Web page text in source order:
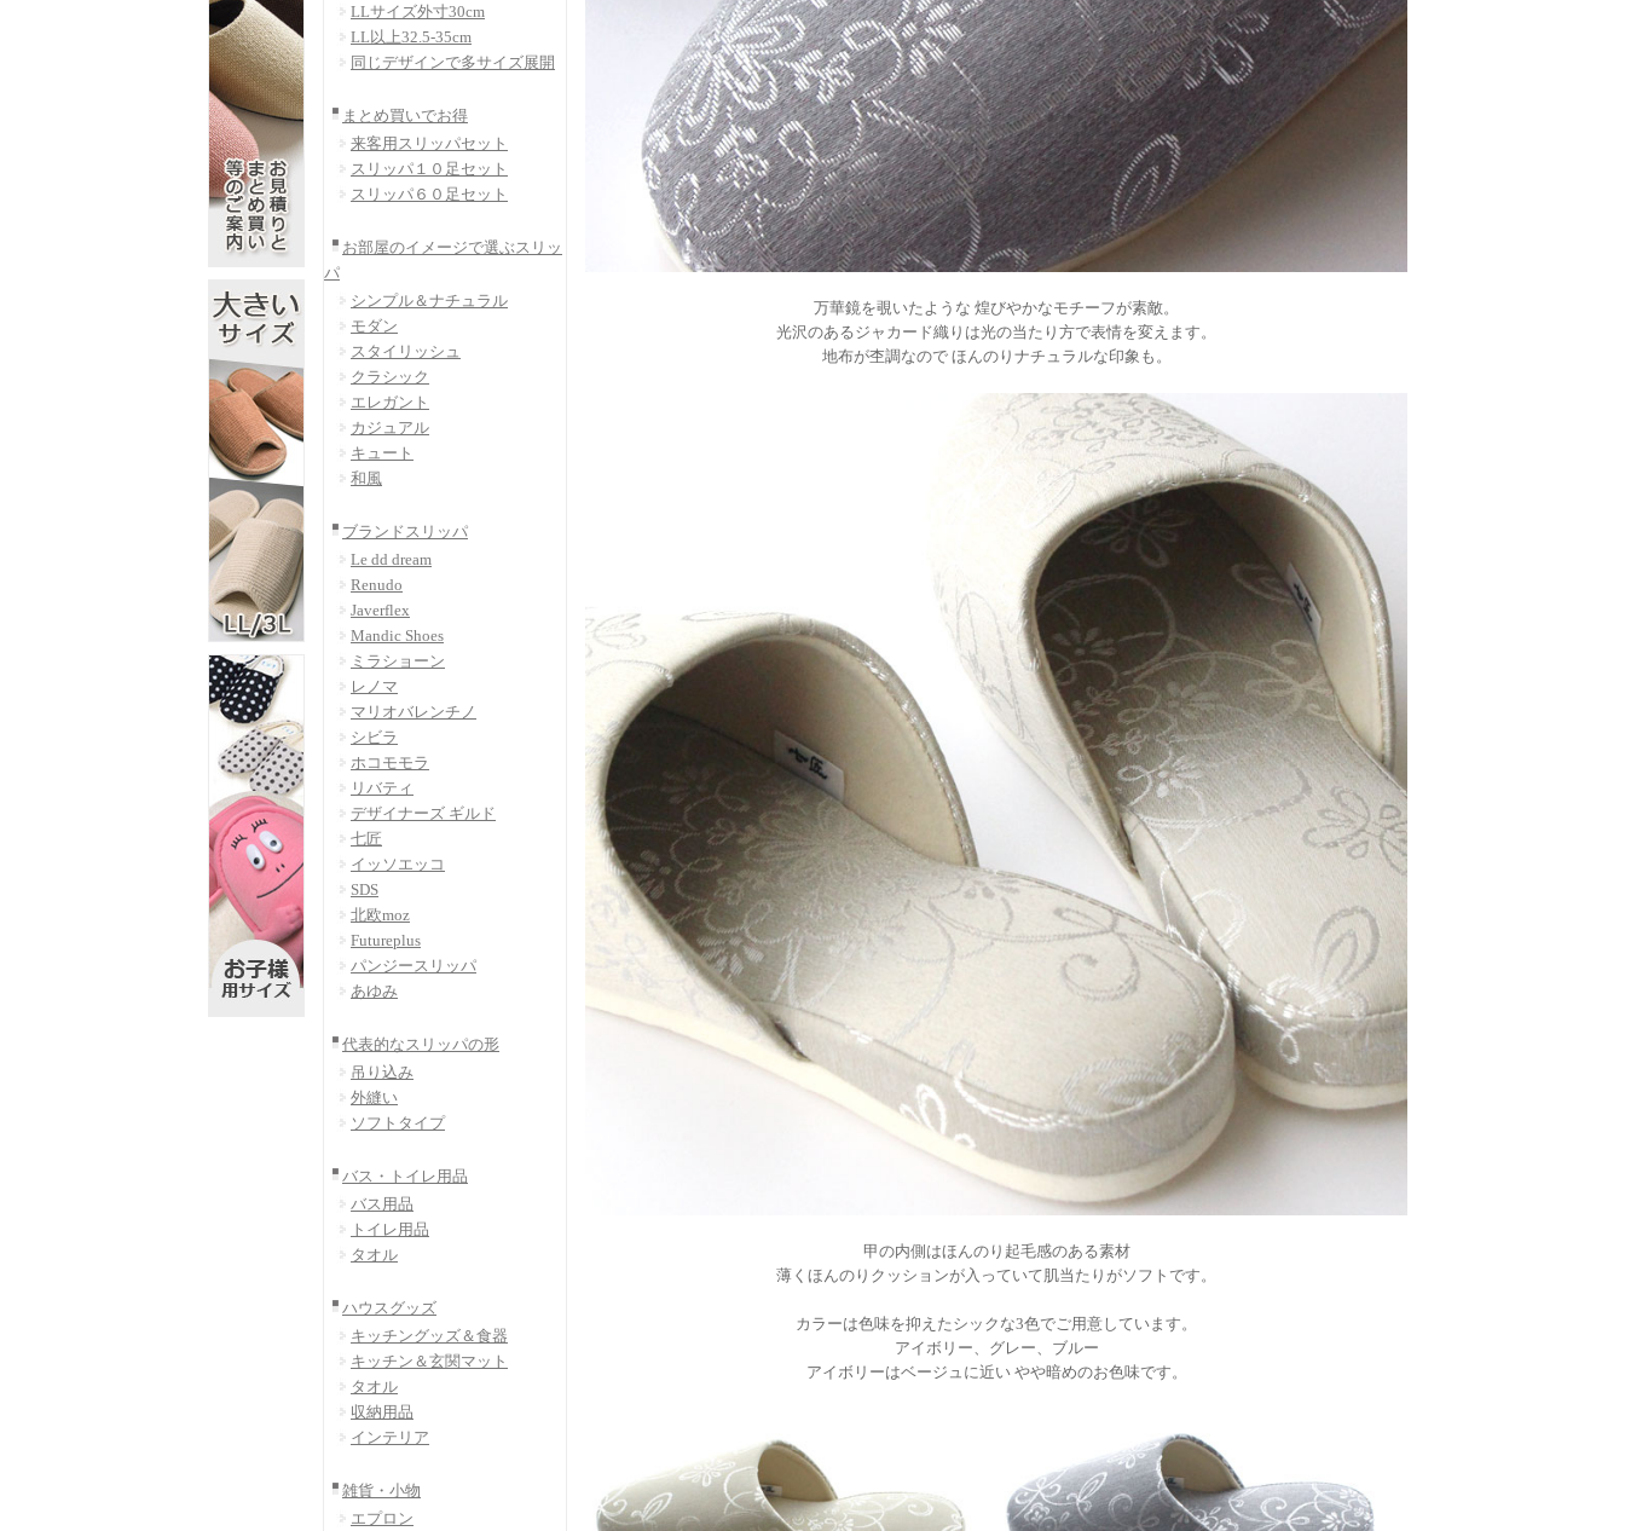
LLサイズ外寸30cm
LL以上32.5-35cm
同じデザインで多サイズ展開
まとめ買いでお得
来客用スリッパセット
スリッパ１０足セット
スリッパ６０足セット
お部屋のイメージで選ぶスリッ
パ
シンプル＆ナチュラル
モダン
スタイリッシュ
クラシック
エレガント
カジュアル
キュート
和風
ブランドスリッパ
Le dd dream
Renudo
Javerflex
Mandic Shoes
ミラショーン
レノマ
マリオバレンチノ
シビラ
ホコモモラ
リバティ
デザイナーズ ギルド
七匠
イッソエッコ
SDS
北欧moz
Futureplus
パンジースリッパ
あゆみ
代表的なスリッパの形
吊り込み
外縫い
ソフトタイプ
バス・トイレ用品
バス用品
トイレ用品
タオル
ハウスグッズ
キッチングッズ＆食器
キッチン＆玄関マット
タオル
収納用品
インテリア
雑貨・小物
エプロン
万華鏡を覗いたような 煌びやかなモチーフが素敵。
光沢のあるジャカード織りは光の当たり方で表情を変えます。
地布が杢調なので ほんのりナチュラルな印象も。
甲の内側はほんのり起毛感のある素材
薄くほんのりクッションが入っていて肌当たりがソフトです。
カラーは色味を抑えたシックな3色でご用意しています。
アイボリー、グレー、ブルー
アイボリーはベージュに近い やや暗めのお色味です。